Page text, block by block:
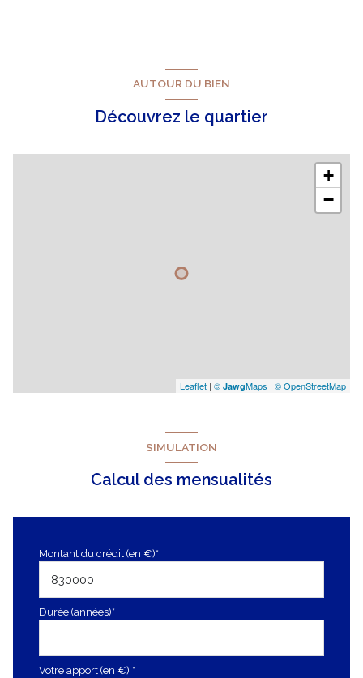
cave
AUTOUR DU BIEN
Découvrez le quartier
+
−
Leaflet | © JawgMaps | © OpenStreetMap
SIMULATION
Calcul des mensualités
Montant du crédit (en €)*
Durée (années)*
Votre apport (en €) *